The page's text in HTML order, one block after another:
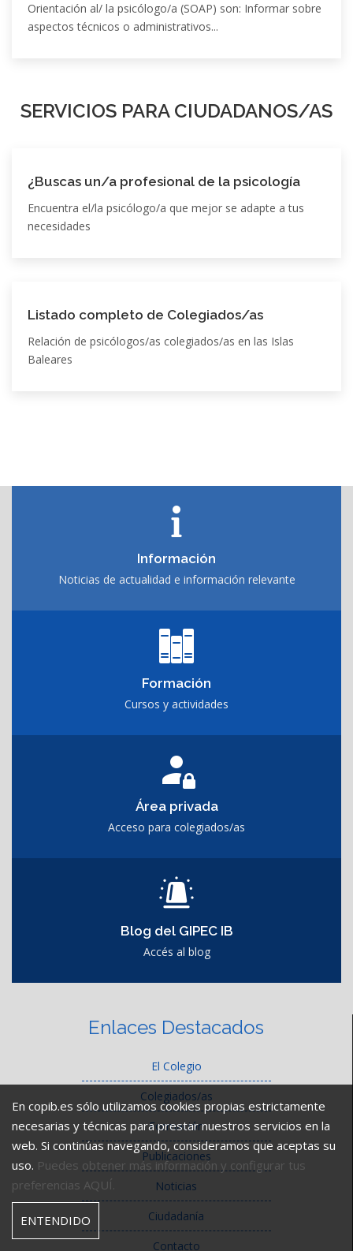
Orientación al/ la psicólogo/a (SOAP) son: Informar sobre
aspectos técnicos o administrativos...
SERVICIOS PARA CIUDADANOS/AS
¿Buscas un/a profesional de la psicología
Encuentra el/la psicólogo/a que mejor se adapte a tus
necesidades
Listado completo de Colegiados/as
Relación de psicólogos/as colegiados/as en las Islas
Baleares
Información
Noticias de actualidad e información relevante
Formación
Cursos y actividades
Área privada
Acceso para colegiados/as
Blog del GIPEC IB
Accés al blog
Enlaces Destacados
El Colegio
Colegiados/as
Formación
Publicaciones
Noticias
Ciudadanía
Contacto
En copib.es sólo utilizamos cookies propias estrictamente
necesarias y técnicas para prestar nuestros servicios en la
web. Si continúas navegando, consideramos que aceptas su
uso. Puedes obtener más información y configurar tus
preferencias AQUÍ.
ENTENDIDO